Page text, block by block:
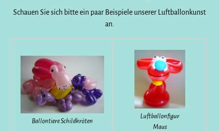
Schauen Sie sich bitte ein paar Beispiele unserer Luftballonkunst
an.
Ballontiere Schildkröten
Luftballonfigur
Maus